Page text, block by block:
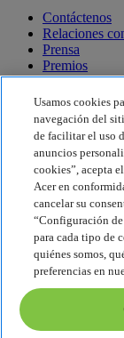
Contáctenos
Relaciones
Prensa
Premios
Eventos
Sostenibilidad
Sostenibilidad
Huella de
Proyecto
Earthion
Política de
Política de cookies
Aviso legal
Información legal
Política de
Configuración de
Usamos cookies
navegación del
de facilitar el uso
anuncios
cookies”, acepta
Acer en
cancelar su
“Configuración
para cada tipo de
quiénes somos,
preferencias en